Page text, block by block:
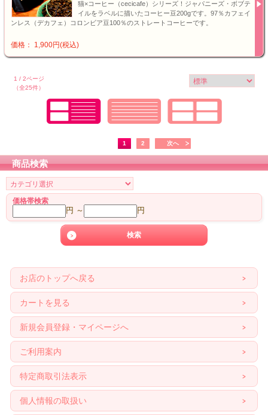
猫×コーヒー（cecicafe）シリーズ！ジャパニーズ・ボブテ
イルをラベルに描いたコーヒー豆200gです。97％カフェイ
ンレス（デカフェ）コロンビア豆100％のストレートコーヒーです。
価格： 1,900円(税込)
1 / 2ページ
（全25件）
1 2 次へ
商品検索
価格帯検索
円 ～ 円
お店のトップへ戻る
カートを見る
新規会員登録・マイページへ
ご利用案内
特定商取引法表示
個人情報の取扱い